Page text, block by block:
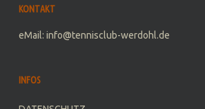
KONTAKT
eMail: info@tennisclub-werdohl.de
INFOS